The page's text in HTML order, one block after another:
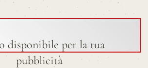
disponibile per la tua
pubblicità